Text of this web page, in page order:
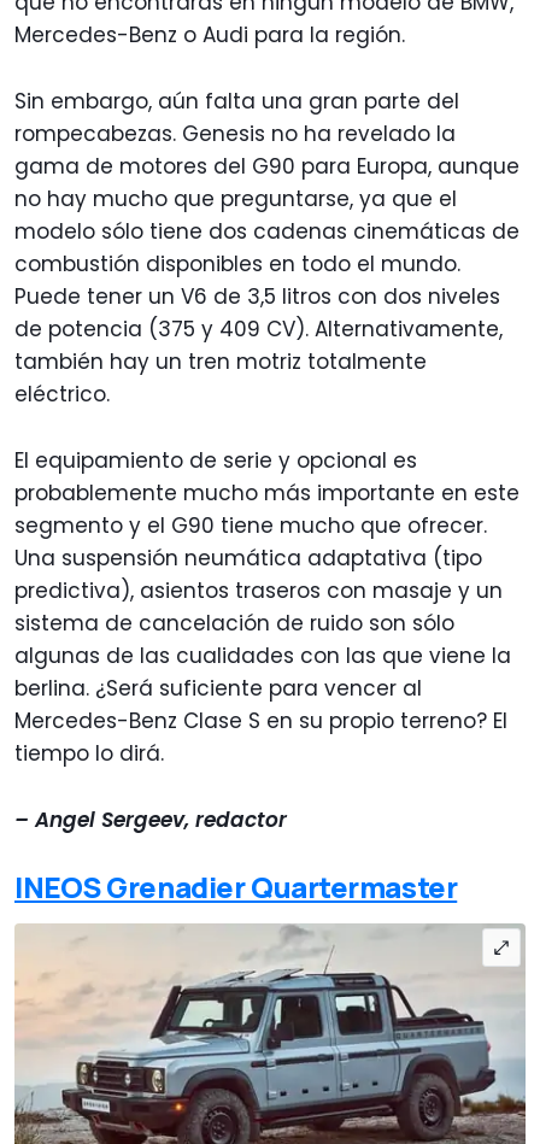
Mercedes-Benz o Audi para la región.
Sin embargo, aún falta una gran parte del
rompecabezas. Genesis no ha revelado la
gama de motores del G90 para Europa, aunque
no hay mucho que preguntarse, ya que el
modelo sólo tiene dos cadenas cinemáticas de
combustión disponibles en todo el mundo.
Puede tener un V6 de 3,5 litros con dos niveles
de potencia (375 y 409 CV). Alternativamente,
también hay un tren motriz totalmente
eléctrico.
El equipamiento de serie y opcional es
probablemente mucho más importante en este
segmento y el G90 tiene mucho que ofrecer.
Una suspensión neumática adaptativa (tipo
predictiva), asientos traseros con masaje y un
sistema de cancelación de ruido son sólo
algunas de las cualidades con las que viene la
berlina. ¿Será suficiente para vencer al
Mercedes-Benz Clase S en su propio terreno? El
tiempo lo dirá.
– Angel Sergeev, redactor
INEOS Grenadier Quartermaster